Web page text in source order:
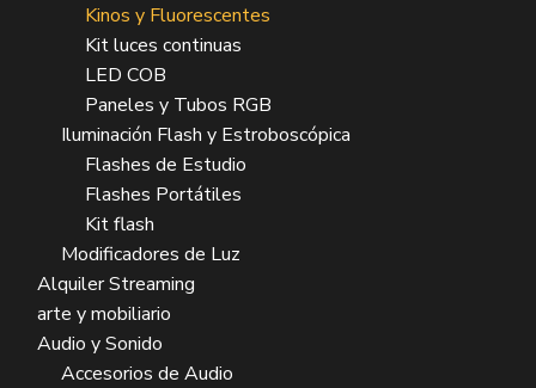
Kinos y Fluorescentes
Kit luces continuas
LED COB
Paneles y Tubos RGB
Iluminación Flash y Estroboscópica
Flashes de Estudio
Flashes Portátiles
Kit flash
Modificadores de Luz
Alquiler Streaming
arte y mobiliario
Audio y Sonido
Accesorios de Audio